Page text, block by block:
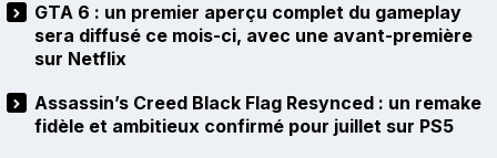
GTA 6 : un premier aperçu complet du gameplay
sera diffusé ce mois-ci, avec une avant-première
sur Netflix
Assassin’s Creed Black Flag Resynced : un remake
fidèle et ambitieux confirmé pour juillet sur PS5